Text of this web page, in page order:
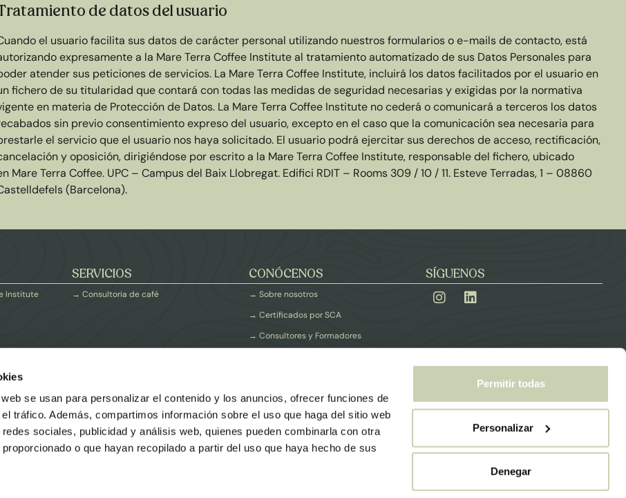
se usan para personalizar el contenido y los anuncios, ofrecer funciones de
tráfico. Además, compartimos información sobre el uso que haga del sitio web
sociales, publicidad y análisis web, quienes pueden combinarla con otra
o que hayan recopilado a partir del uso que haya hecho de sus
Permitir todas
Personalizar
Denegar
de datos del usuario
el usuario facilita sus datos de carácter personal utilizando nuestros formularios o e-mails de contacto, está
expresamente a la Mare Terra Coffee Institute al tratamiento automatizado de sus Datos Personales para
atender sus peticiones de servicios. La Mare Terra Coffee Institute, incluirá los datos facilitados por el usuario en
fichero de su titularidad que contará con todas las medidas de seguridad necesarias y exigidas por la normativa
en materia de Protección de Datos. La Mare Terra Coffee Institute no cederá o comunicará a terceros los datos
sin previo consentimiento expreso del usuario, excepto en el caso que la comunicación sea necesaria para
el servicio que el usuario nos haya solicitado. El usuario podrá ejercitar sus derechos de acceso, rectificación,
y oposición, dirigiéndose por escrito a la Mare Terra Coffee Institute, responsable del fichero, ubicado
Mare Terra Coffee. UPC – Campus del Baix Llobregat. Edifici RDIT – Rooms 309 / 10 / 11. Esteve Terradas, 1 – 08860
(Barcelona).
Institute
SERVICIOS
→ Consultoria de café
CONÓCENOS
→ Sobre nosotros
→ Certificados por SCA
→ Consultores y Formadores
SÍGUENOS
CONTACTO
2023 ©​ Política de devoluciones y reembolsos